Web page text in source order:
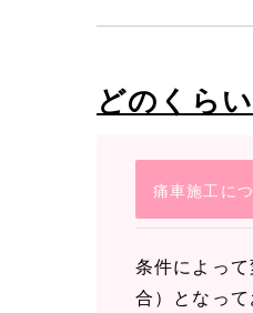
どのくら
痛車施工に
条件によっ
合）となっ